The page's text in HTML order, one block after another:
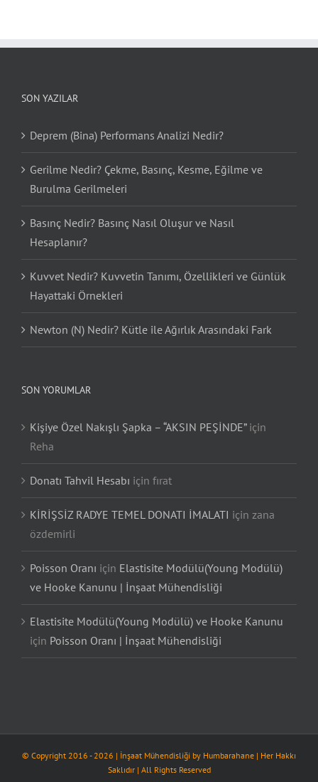
SON YAZILAR
Deprem (Bina) Performans Analizi Nedir?
Gerilme Nedir? Çekme, Basınç, Kesme, Eğilme ve
Burulma Gerilmeleri
Basınç Nedir? Basınç Nasıl Oluşur ve Nasıl
Hesaplanır?
Kuvvet Nedir? Kuvvetin Tanımı, Özellikleri ve Günlük
Hayattaki Örnekleri
Newton (N) Nedir? Kütle ile Ağırlık Arasındaki Fark
SON YORUMLAR
Kişiye Özel Nakışlı Şapka – “AKSIN PEŞİNDE”için
Reha
Donatı Tahvil Hesabı için fırat
KİRİŞSİZ RADYE TEMEL DONATI İMALATI için zana
özdemirli
Poisson Oranı için Elastisite Modülü(Young Modülü)
ve Hooke Kanunu | İnşaat Mühendisliği
Elastisite Modülü(Young Modülü) ve Hooke Kanunu
için Poisson Oranı | İnşaat Mühendisliği
© Copyright 2016 -2026 | İnşaat Mühendisliği by Humbarahane | Her Hakkı
Saklıdır | All Rights Reserved